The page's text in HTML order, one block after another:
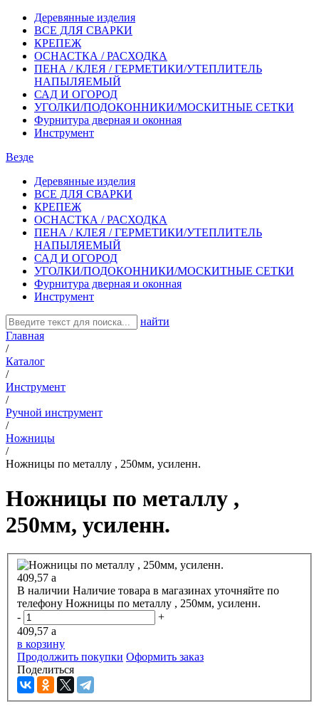
Деревянные изделия
ВСЕ ДЛЯ СВАРКИ
КРЕПЕЖ
ОСНАСТКА / РАСХОДКА
ПЕНА / КЛЕЯ / ГЕРМЕТИКИ/УТЕПЛИТЕЛЬ
НАПЫЛЯЕМЫЙ
САД И ОГОРОД
УГОЛКИ/ПОДОКОННИКИ/МОСКИТНЫЕ СЕТКИ
Фурнитура дверная и оконная
Инструмент
Везде
Деревянные изделия
ВСЕ ДЛЯ СВАРКИ
КРЕПЕЖ
ОСНАСТКА / РАСХОДКА
ПЕНА / КЛЕЯ / ГЕРМЕТИКИ/УТЕПЛИТЕЛЬ
НАПЫЛЯЕМЫЙ
САД И ОГОРОД
УГОЛКИ/ПОДОКОННИКИ/МОСКИТНЫЕ СЕТКИ
Фурнитура дверная и оконная
Инструмент
найти
Главная
/
Каталог
/
Инструмент
/
Ручной инструмент
/
Ножницы
/
Ножницы по металлу , 250мм, усиленн.
Ножницы по металлу ,
250мм, усиленн.
409,57 a
В наличии Наличие товара в магазинах уточняйте по
телефону Ножницы по металлу , 250мм, усиленн.
-
+
409,57 a
в корзину
Продолжить покупки Оформить заказ
Поделиться